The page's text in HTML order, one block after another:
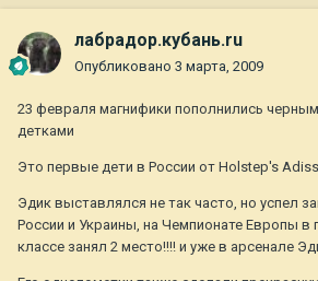
лабрадор.кубань.ru
Опубликовано 3 марта, 2009
23 февраля магнифики пополнились
детками
Это первые дети в России от Holstep's
Эдик выставлялся не так часто, но успел
России и Украины, на Чемпионате Европы
классе занял 2 место!!!! и уже в арсенале